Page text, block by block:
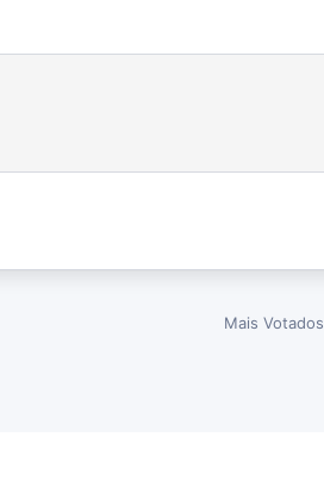
Mais Votados